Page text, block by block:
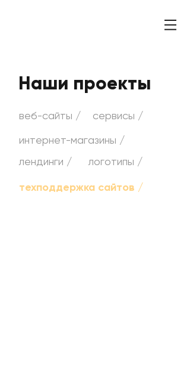
Наши проекты
веб-сайты /
сервисы /
интернет-магазины /
лендинги /
логотипы /
техподдержка сайтов /